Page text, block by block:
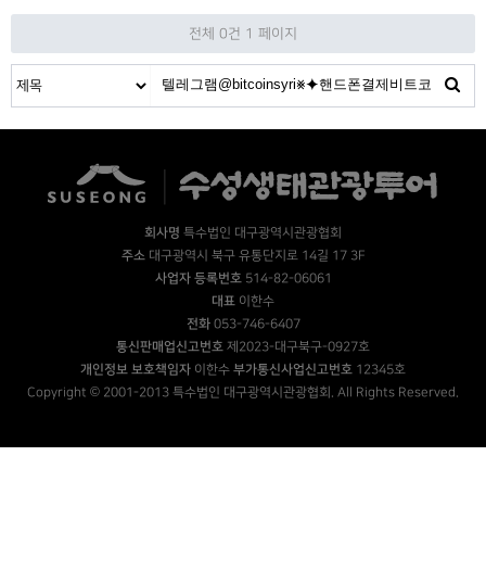
전체 0건 1 페이지
회사명 특수법인 대구광역시관광협회
주소대구광역시 북구 유통단지로 14길 17 3F
사업자 등록번호514-82-06061
대표 이한수
전화053-746-6407
통신판매업신고번호 제2023-대구북구-0927호
개인정보 보호책임자 이한수 부가통신사업신고번호 12345호
Copyright © 2001-2013 특수법인 대구광역시관광협회. All Rights Reserved.